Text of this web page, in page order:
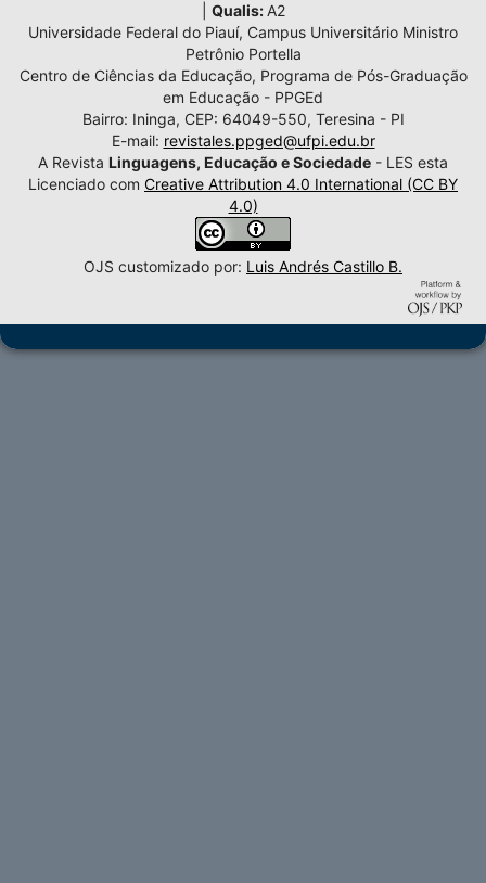
Qualis:A2
Universidade Federal do Piauí, Campus Universitário Ministro
Petrônio Portella
Centro de Ciências da Educação, Programa de Pós-Graduação
em Educação - PPGEd
Bairro: Ininga, CEP: 64049-550, Teresina - PI
E-mail: revistales.ppged@ufpi.edu.br
A Revista Linguagens, Educação e Sociedade - LES esta
Licenciado com Creative Attribution 4.0 International (CC BY
4.0)
OJS customizado por: Luis Andrés Castillo B.